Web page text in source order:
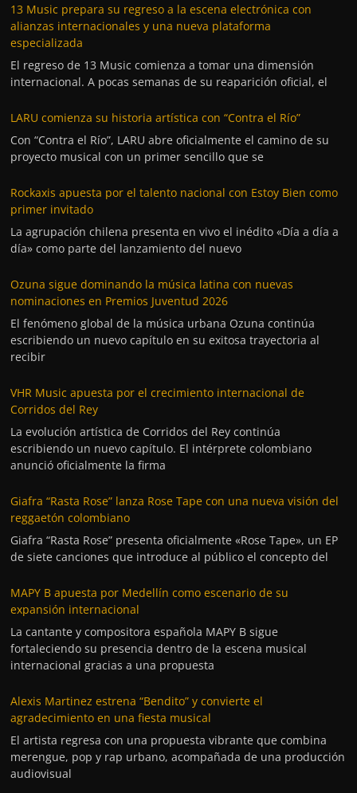
13 Music prepara su regreso a la escena electrónica con
alianzas internacionales y una nueva plataforma
especializada
El regreso de 13 Music comienza a tomar una dimensión
internacional. A pocas semanas de su reaparición oficial, el
LARU comienza su historia artística con “Contra el Río”
Con “Contra el Río”, LARU abre oficialmente el camino de su
proyecto musical con un primer sencillo que se
Rockaxis apuesta por el talento nacional con Estoy Bien como
primer invitado
La agrupación chilena presenta en vivo el inédito «Día a día a
día» como parte del lanzamiento del nuevo
Ozuna sigue dominando la música latina con nuevas
nominaciones en Premios Juventud 2026
El fenómeno global de la música urbana Ozuna continúa
escribiendo un nuevo capítulo en su exitosa trayectoria al
recibir
VHR Music apuesta por el crecimiento internacional de
Corridos del Rey
La evolución artística de Corridos del Rey continúa
escribiendo un nuevo capítulo. El intérprete colombiano
anunció oficialmente la firma
Giafra “Rasta Rose” lanza Rose Tape con una nueva visión del
reggaetón colombiano
Giafra “Rasta Rose” presenta oficialmente «Rose Tape», un EP
de siete canciones que introduce al público el concepto del
MAPY B apuesta por Medellín como escenario de su
expansión internacional
La cantante y compositora española MAPY B sigue
fortaleciendo su presencia dentro de la escena musical
internacional gracias a una propuesta
Alexis Martinez estrena “Bendito” y convierte el
agradecimiento en una fiesta musical
El artista regresa con una propuesta vibrante que combina
merengue, pop y rap urbano, acompañada de una producción
audiovisual